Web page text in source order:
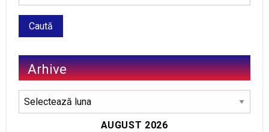
Arhive
Arhive
AUGUST 2026